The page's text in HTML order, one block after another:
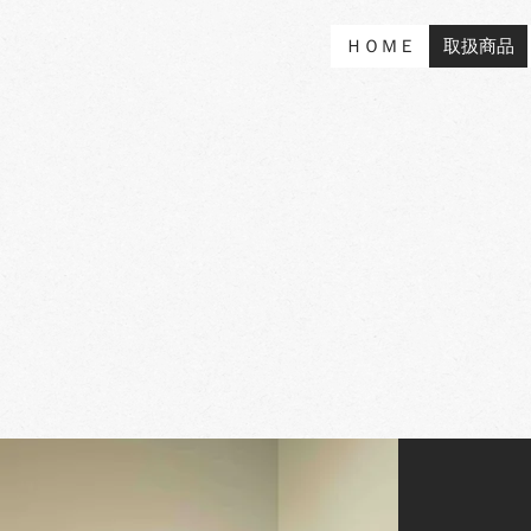
ＨＯＭＥ 取扱商品